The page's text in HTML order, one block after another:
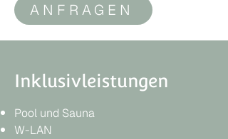
ANFRAGEN
Inklusivleistungen
Pool und Sauna
W-LAN